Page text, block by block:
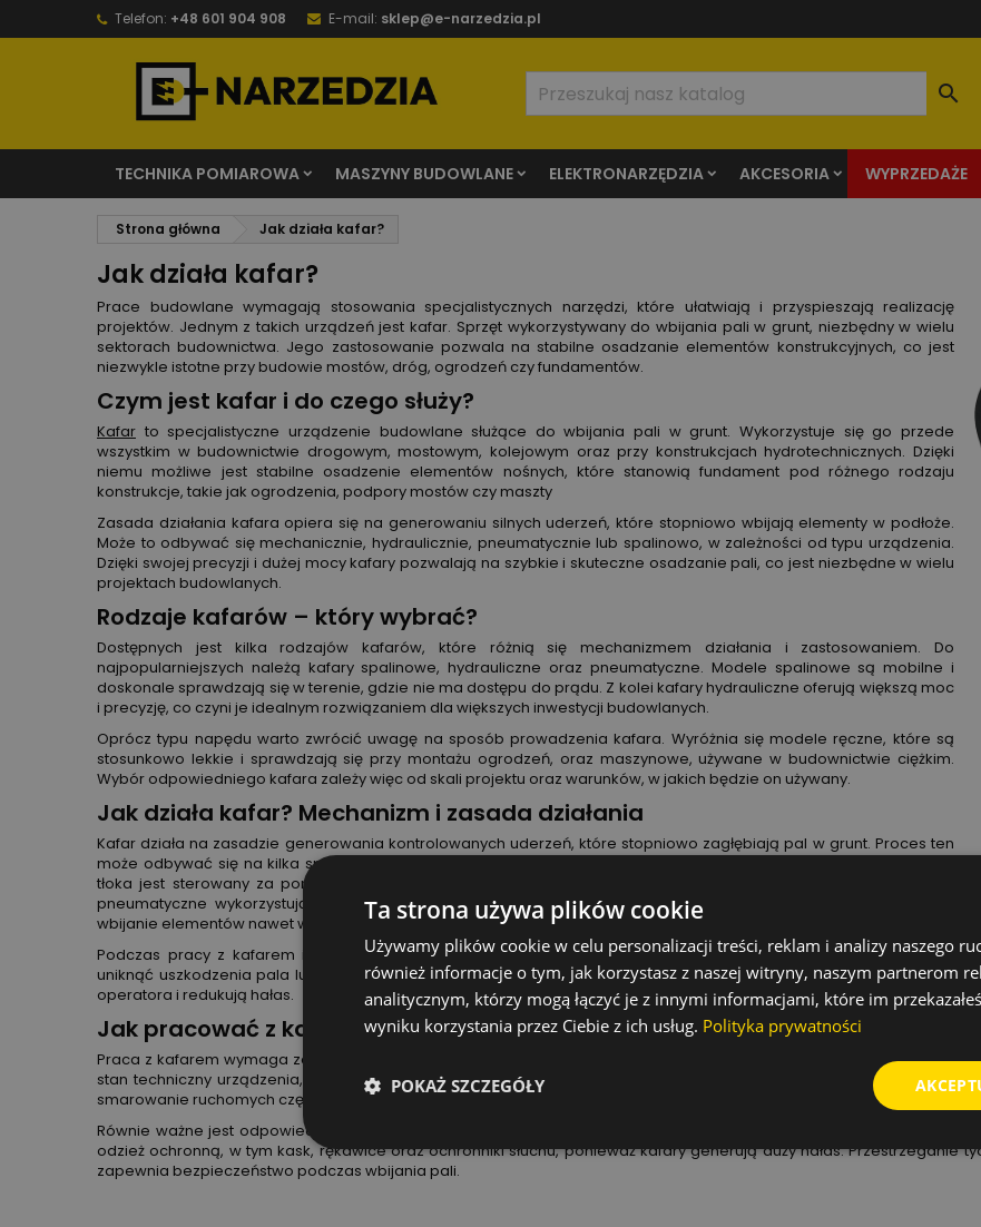
Telefon: +48 601 904 908 E-mail: sklep@e-narzedzia.pl

TECHNIKA POMIAROWA MASZYNY BUDOWLANE ELEKTRONARZĘDZIA AKCESORIA WYPRZEDAŻE
Strona główna Jak działa kafar?
Jak działa kafar?
Prace budowlane wymagają stosowania specjalistycznych narzędzi, które ułatwiają i przyspieszają realizację
projektów. Jednym z takich urządzeń jest kafar. Sprzęt wykorzystywany do wbijania pali w grunt, niezbędny w wielu
sektorach budownictwa. Jego zastosowanie pozwala na stabilne osadzanie elementów konstrukcyjnych, co jest
niezwykle istotne przy budowie mostów, dróg, ogrodzeń czy fundamentów.
Czym jest kafar i do czego służy?
Kafar to specjalistyczne urządzenie budowlane służące do wbijania pali w grunt. Wykorzystuje się go przede
wszystkim w budownictwie drogowym, mostowym, kolejowym oraz przy konstrukcjach hydrotechnicznych. Dzięki
niemu możliwe jest stabilne osadzenie elementów nośnych, które stanowią fundament pod różnego rodzaju
konstrukcje, takie jak ogrodzenia, podpory mostów czy maszty
Zasada działania kafara opiera się na generowaniu silnych uderzeń, które stopniowo wbijają elementy w podłoże.
Może to odbywać się mechanicznie, hydraulicznie, pneumatycznie lub spalinowo, w zależności od typu urządzenia.
Dzięki swojej precyzji i dużej mocy kafary pozwalają na szybkie i skuteczne osadzanie pali, co jest niezbędne w wielu
projektach budowlanych.
Rodzaje kafarów – który wybrać?
Dostępnych jest kilka rodzajów kafarów, które różnią się mechanizmem działania i zastosowaniem. Do
najpopularniejszych należą kafary spalinowe, hydrauliczne oraz pneumatyczne. Modele spalinowe są mobilne i
doskonale sprawdzają się w terenie, gdzie nie ma dostępu do prądu. Z kolei kafary hydrauliczne oferują większą moc
i precyzję, co czyni je idealnym rozwiązaniem dla większych inwestycji budowlanych.
Oprócz typu napędu warto zwrócić uwagę na sposób prowadzenia kafara. Wyróżnia się modele ręczne, które są
stosunkowo lekkie i sprawdzają się przy montażu ogrodzeń, oraz maszynowe, używane w budownictwie ciężkim.
Wybór odpowiedniego kafara zależy więc od skali projektu oraz warunków, w jakich będzie on używany.
Jak działa kafar? Mechanizm i zasada działania
Kafar działa na zasadzie generowania kontrolowanych uderzeń, które stopniowo zagłębiają pal w grunt. Proces ten
może odbywać się na kilka sposobów. W zależności od typu urządzenia. W przypadku modeli hydraulicznych ruch
tłoka jest sterowany za pomocą płynu hydraulicznego, co zapewnia dużą siłę i precyzję uderzeń. Z kolei kafary
pneumatyczne wykorzystują sprężone powietrze do wytworzenia energii kinetycznej, co pozwala na efektywne
wbijanie elementów nawet w twarde podłoże.
Podczas pracy z kafarem istotne jest odpowiednie ustawienie urządzenia oraz kontrolowanie siły uderzeń, aby
uniknąć uszkodzenia pala lub zbyt dużego naruszenia struktury gruntu. W nowoczesnych modelach często stosuje
operatora i redukują hałas.
Jak pracować z kafarem?
Praca z kafarem wymaga zachowania odpowiednich środków bezpieczeństwa oraz stosowania się do instrukcji
stan techniczny urządzenia, w tym poziom oleju (w przypadku kafarów hydraulicznych) oraz prawidłowe
smarowanie ruchomych części znacząco wydłużają żywotność sprzętu i minimalizują ryzyko awarii.
Równie ważne jest odpowiednie przygotowanie terenu. Podłoże powinno być stabilne, a obszar pracy dobrze
odzież ochronną, w tym kask, rękawice oraz ochronniki słuchu, ponieważ kafary generują duży hałas. Przestrzeganie
zapewnia bezpieczeństwo podczas wbijania pali.
Ta strona używa plików cookie
Używamy plików cookie w celu personalizacji treści, reklam i analizy naszego
również informacje o tym, jak korzystasz z naszej witryny, naszym partnerom
analitycznym, którzy mogą łączyć je z innymi informacjami, które im
wyniku korzystania przez Ciebie z ich usług. Polityka prywatności
POKAŻ SZCZEGÓŁY